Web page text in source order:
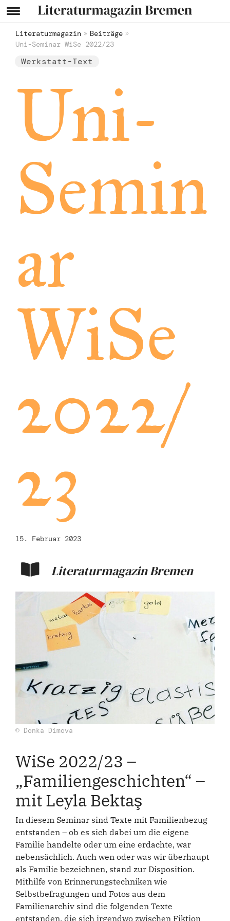
Literaturmagazin
Beiträge
Uni-Seminar WiSe 2022/23
Werkstatt-Text
Uni-
Semin
ar
WiSe
2022/
23
15. Februar 2023
Literaturmagazin Bremen
© Donka Dimova
WiSe 2022/23 –
„Familiengeschichten“ –
mit Leyla Bektaş
In diesem Seminar sind Texte mit Familienbezug
entstanden – ob es sich dabei um die eigene
Familie handelte oder um eine erdachte, war
nebensächlich. Auch wen oder was wir überhaupt
als Familie bezeichnen, stand zur Disposition.
Mithilfe von Erinnerungstechniken wie
Selbstbefragungen und Fotos aus dem
Familienarchiv sind die folgenden Texte
entstanden, die sich irgendwo zwischen Fiktion